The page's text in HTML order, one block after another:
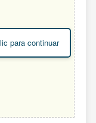
para continuar